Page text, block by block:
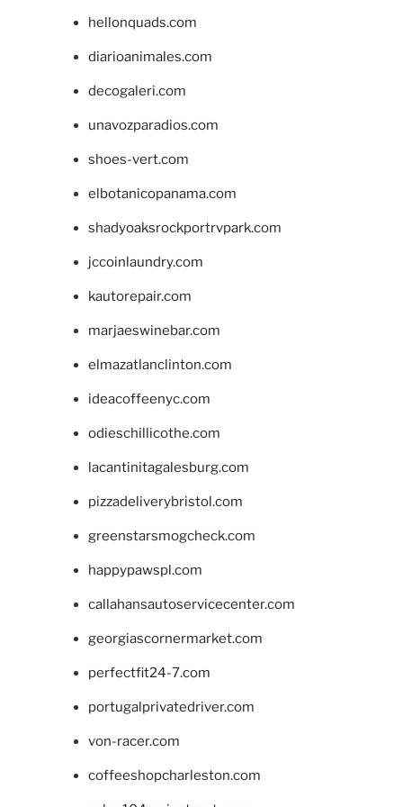
hellonquads.com
diarioanimales.com
decogaleri.com
unavozparadios.com
shoes-vert.com
elbotanicopanama.com
shadyoaksrockportrvpark.com
jccoinlaundry.com
kautorepair.com
marjaeswinebar.com
elmazatlanclinton.com
ideacoffeenyc.com
odieschillicothe.com
lacantinitagalesburg.com
pizzadeliverybristol.com
greenstarsmogcheck.com
happypawspl.com
callahansautoservicecenter.com
georgiascornermarket.com
perfectfit24-7.com
portugalprivatedriver.com
von-racer.com
coffeeshopcharleston.com